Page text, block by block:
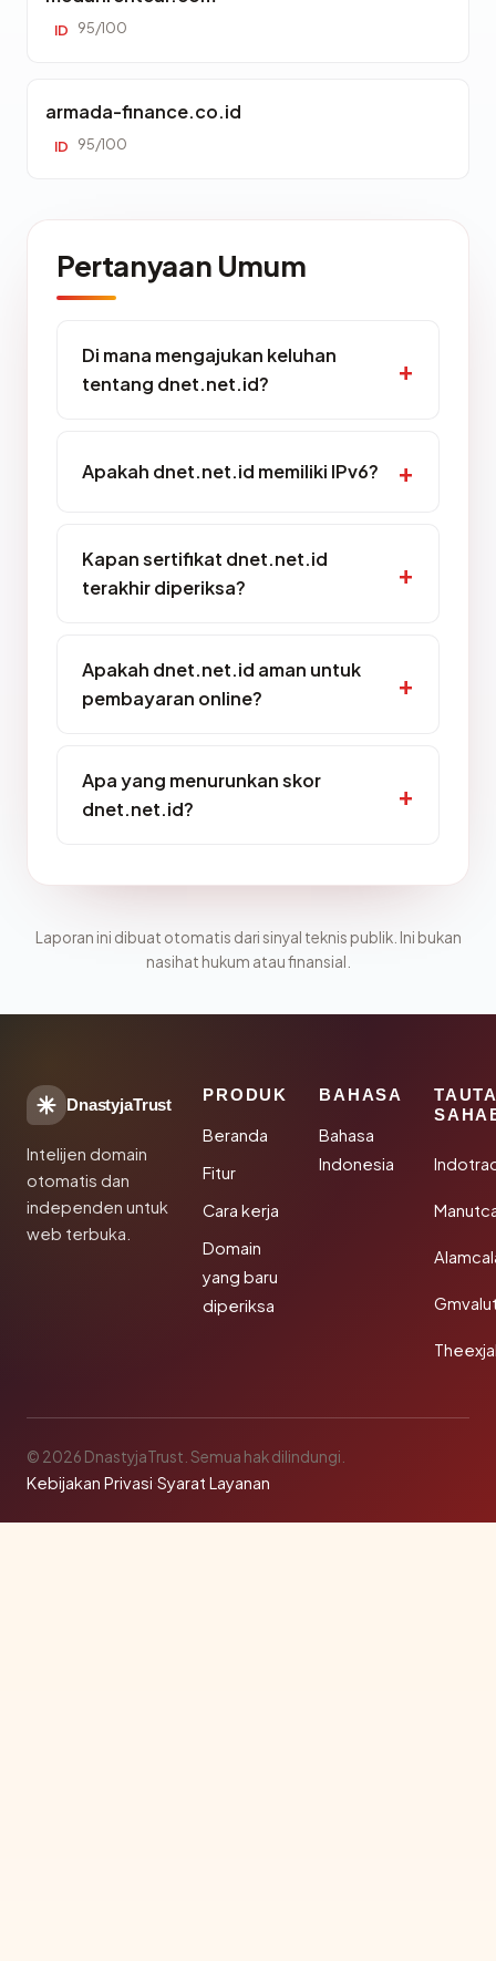
ID 95/100
armada-finance.co.id
ID 95/100
Pertanyaan Umum
Di mana mengajukan keluhan
tentang dnet.net.id?
Apakah dnet.net.id memiliki IPv6?
Kapan sertifikat dnet.net.id
terakhir diperiksa?
Apakah dnet.net.id aman untuk
pembayaran online?
Apa yang menurunkan skor
dnet.net.id?
Laporan ini dibuat otomatis dari sinyal teknis publik. Ini bukan
nasihat hukum atau finansial.
DnastyjaTrust
Intelijen domain
otomatis dan
independen untuk
web terbuka.
PRODUK
Beranda
Fitur
Cara kerja
Domain
yang baru
diperiksa
BAHASA
Bahasa
Indonesia
© 2026 DnastyjaTrust. Semua hak dilindungi.
Kebijakan Privasi·Syarat Layanan